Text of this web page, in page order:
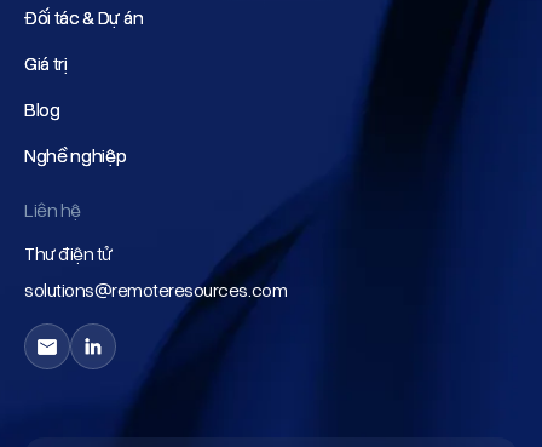
Đối tác & Dự án
Đối tác & Dự án
Giá trị
Giá trị
Blog
Blog
Nghề nghiệp
Nghề nghiệp
Liên hệ
Thư điện tử
solutions@remoteresources.com